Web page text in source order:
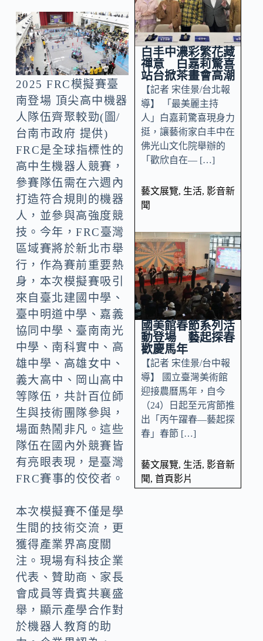
2025 FRC模擬賽臺
南登場 頂尖高中機器
人隊伍齊聚較勁(圖/
台南市政府 提供)
FRC是全球指標性的
高中生機器人競賽，
參賽隊伍需在六週內
打造符合規則的機器
人，並參與高強度競
技。今年，FRC臺灣
區域賽將於新北市舉
行，作為賽前重要熱
身，本次模擬賽吸引
來自臺北建國中學、
臺中明道中學、嘉義
協同中學、臺南南光
中學、南科實中、高
雄中學、高雄女中、
義大高中、岡山高中
等隊伍，共計百位師
生與技術團隊參與，
場面熱鬧非凡。這些
隊伍在國內外競賽皆
有亮眼表現，是臺灣
FRC賽事的佼佼者。
本次模擬賽不僅是學
生間的技術交流，更
獲得產業界高度關
注。現場有科技企業
代表、贊助商、家長
會成員等貴賓共襄盛
舉，顯示產學合作對
於機器人教育的助
白丰中濃彩繁花藏
禪意 白嘉莉驚喜
站台掀茶畫會高潮
【記者 宋佳景/台北報
導】 「最美麗主持
人」白嘉莉驚喜現身力
挺，讓藝術家白丰中在
佛光山文化院舉辦的
「歡欣自在— […]
藝文展覽, 生活, 影音新
聞
國美館春節系列活
動登場 藝起探春
歡慶馬年
【記者 宋佳景/台中報
導】 國立臺灣美術館
迎接農曆馬年，自今
（24）日起至元宵節推
出「丙午躍春—藝起探
春」春節 […]
藝文展覽, 生活, 影音新
聞, 首頁影片